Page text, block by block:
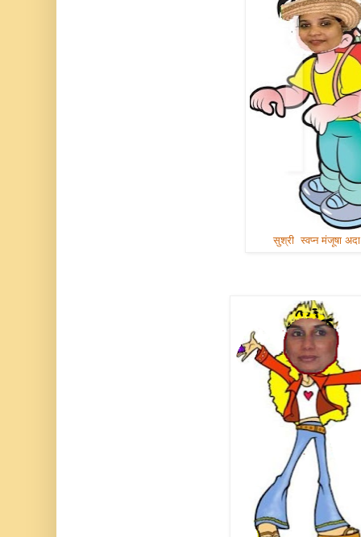
सुश्री स्वप्न मंजूषा अदा